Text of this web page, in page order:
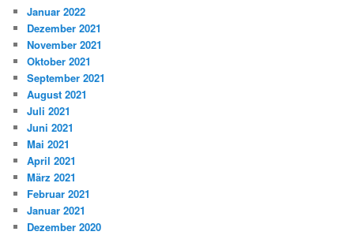
Januar 2022
Dezember 2021
November 2021
Oktober 2021
September 2021
August 2021
Juli 2021
Juni 2021
Mai 2021
April 2021
März 2021
Februar 2021
Januar 2021
Dezember 2020